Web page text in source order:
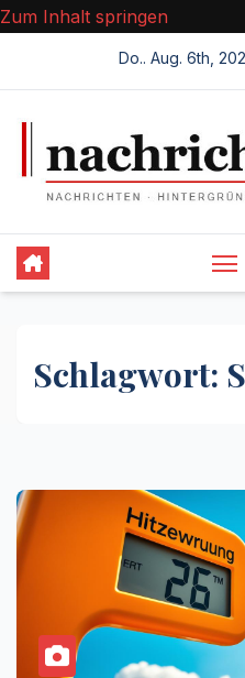
Zum Inhalt springen
Do.. Aug. 6th,
Schlagwort: